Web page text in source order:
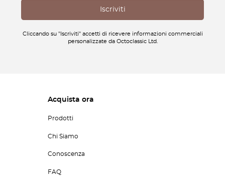
Cliccando su "Iscriviti" accetti di ricevere informazioni commerciali
personalizzate da Octoclassic Ltd.
Acquista ora
Prodotti
Chi Siamo
Conoscenza
FAQ